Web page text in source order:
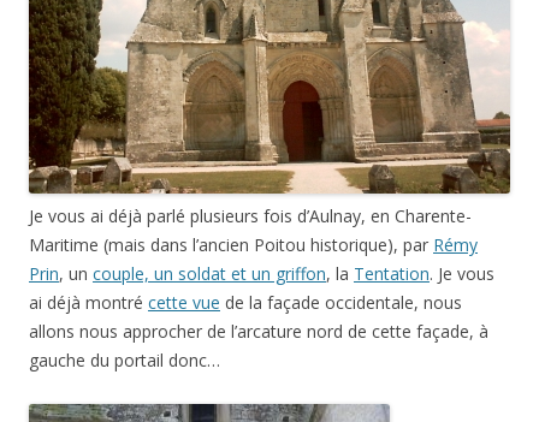
Je vous ai déjà parlé plusieurs fois d’Aulnay, en Charente-
Maritime (mais dans l’ancien Poitou historique), par Rémy
Prin, un couple, un soldat et un griffon, la Tentation. Je vous
ai déjà montré cette vue de la façade occidentale, nous
allons nous approcher de l’arcature nord de cette façade, à
gauche du portail donc…